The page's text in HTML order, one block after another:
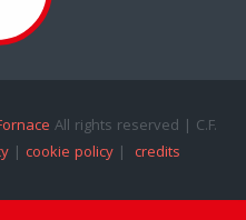
All rights reserved | C.F.
| cookie policy| credits